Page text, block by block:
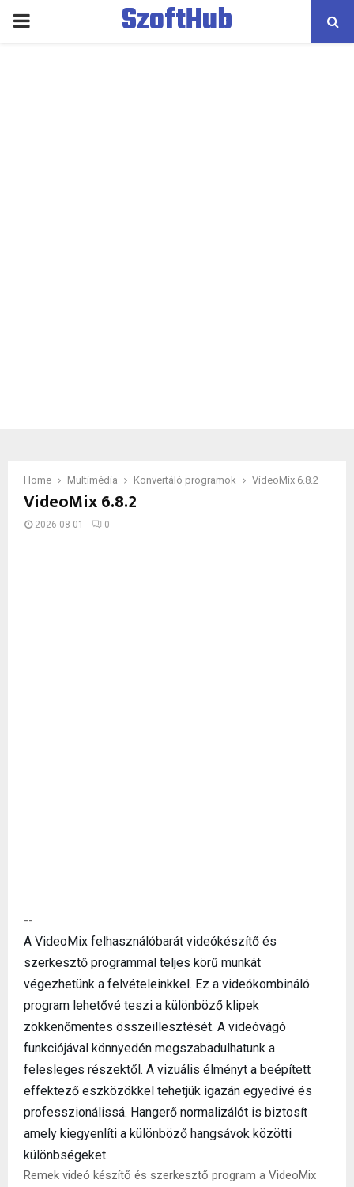
PRIMARY
SzoftHub
Home Multimédia Konvertáló programok VideoMix 6.8.2
VideoMix 6.8.2
2026-08-01 0
--
A VideoMix felhasználóbarát videókészítő és
szerkesztő programmal teljes körű munkát
végezhetünk a felvételeinkkel. Ez a videókombináló
program lehetővé teszi a különböző klipek
zökkenőmentes összeillesztését. A videóvágó
funkciójával könnyedén megszabadulhatunk a
felesleges részektől. A vizuális élményt a beépített
effektező eszközökkel tehetjük igazán egyedivé és
professzionálissá. Hangerő normalizálót is biztosít
amely kiegyenlíti a különböző hangsávok közötti
különbségeket.
Remek videó készítő és szerkesztő program a VideoMix